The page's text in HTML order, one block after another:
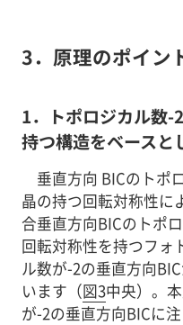
3． 原理のポイン
1．トポロジカル数-
持つ構造をベースと
垂直方向 BICのトポ
晶の持つ回転対称性に
合垂直方向BICのトポ
回転対称性を持つフォ
ル数が-2の垂直方向
います（図3中央）。
が-2の垂直方向BICに注